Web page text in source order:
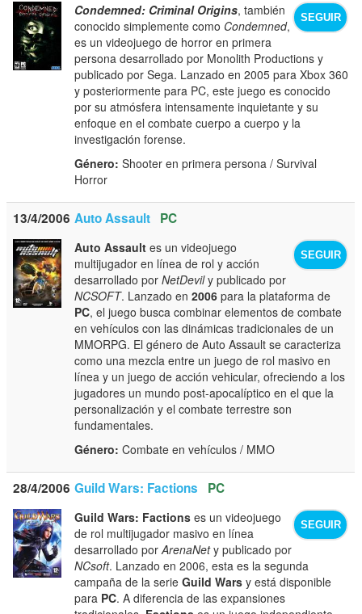
SEGUIR
Condemned: Criminal Origins, también
conocido simplemente como Condemned,
es un videojuego de horror en primera
persona desarrollado por Monolith Productions y
publicado por Sega. Lanzado en 2005 para Xbox 360
y posteriormente para PC, este juego es conocido
por su atmósfera intensamente inquietante y su
enfoque en el combate cuerpo a cuerpo y la
investigación forense.
Género: Shooter en primera persona / Survival
Horror
13/4/2006 Auto Assault PC
SEGUIR
Auto Assault es un videojuego
multijugador en línea de rol y acción
desarrollado porNetDevily publicado por
NCSOFT. Lanzado en2006 para la plataforma de
PC, el juego busca combinar elementos de combate
en vehículos con las dinámicas tradicionales de un
MMORPG. El género de Auto Assault se caracteriza
como una mezcla entre un juego de rol masivo en
línea y un juego de acción vehicular, ofreciendo a los
jugadores un mundo post-apocalíptico en el que la
personalización y el combate terrestre son
fundamentales.
Género: Combate en vehículos / MMO
28/4/2006 Guild Wars: Factions PC
SEGUIR
Guild Wars: Factions es un videojuego
de rol multijugador masivo en línea
desarrollado porArenaNety publicado por
NCsoft. Lanzado en 2006, esta es la segunda
campaña de la serieGuild Wars y está disponible
para PC. A diferencia de las expansiones